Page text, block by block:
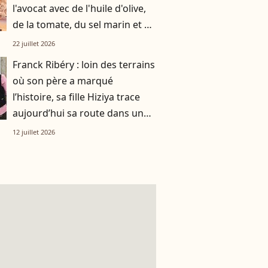
l'avocat avec de l'huile d'olive,
de la tomate, du sel marin et un
smoothie"
22 juillet 2026
Franck Ribéry : loin des terrains
où son père a marqué
l’histoire, sa fille Hiziya trace
aujourd’hui sa route dans un
tout autre univers
12 juillet 2026